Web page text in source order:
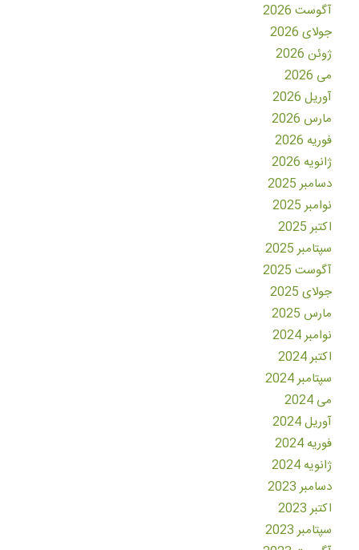
آگوست 2026
جولای 2026
ژوئن 2026
می 2026
آوریل 2026
مارس 2026
فوریه 2026
ژانویه 2026
دسامبر 2025
نوامبر 2025
اکتبر 2025
سپتامبر 2025
آگوست 2025
جولای 2025
مارس 2025
نوامبر 2024
اکتبر 2024
سپتامبر 2024
می 2024
آوریل 2024
فوریه 2024
ژانویه 2024
دسامبر 2023
اکتبر 2023
سپتامبر 2023